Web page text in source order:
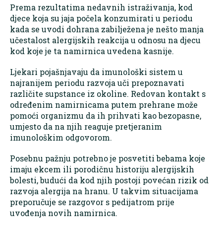
Prema rezultatima nedavnih istraživanja, kod
djece koja su jaja počela konzumirati u periodu
kada se uvodi dohrana zabilježena je nešto manja
učestalost alergijskih reakcija u odnosu na djecu
kod koje je ta namirnica uvedena kasnije.
Ljekari pojašnjavaju da imunološki sistem u
najranijem periodu razvoja uči prepoznavati
različite supstance iz okoline. Redovan kontakt s
određenim namirnicama putem prehrane može
pomoći organizmu da ih prihvati kao bezopasne,
umjesto da na njih reaguje pretjeranim
imunološkim odgovorom.
Posebnu pažnju potrebno je posvetiti bebama koje
imaju ekcem ili porodičnu historiju alergijskih
bolesti, budući da kod njih postoji povećan rizik od
razvoja alergija na hranu. U takvim situacijama
preporučuje se razgovor s pedijatrom prije
uvođenja novih namirnica.